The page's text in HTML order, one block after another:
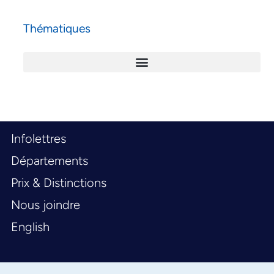
Thématiques
Infolettres
Départements
Prix & Distinctions
Nous joindre
English